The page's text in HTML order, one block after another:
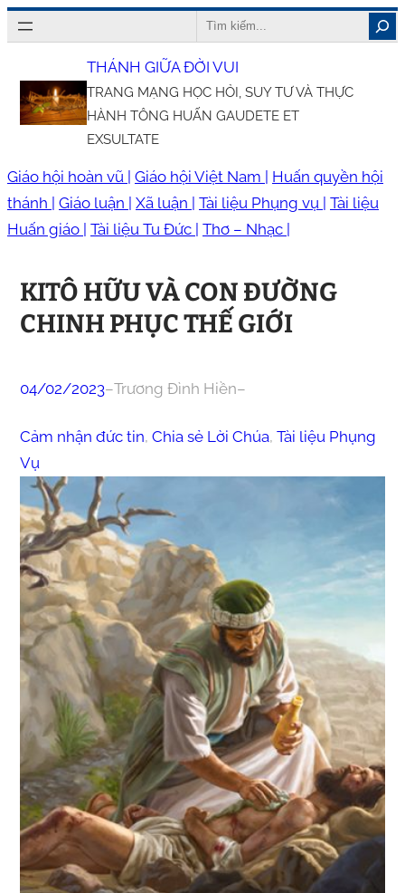
Chuyển
đến
nội
dung
Search
THÁNH GIỮA ĐỜI VUI
TRANG MẠNG HỌC HỎI, SUY TƯ VÀ THỰC
HÀNH TÔNG HUẤN GAUDETE ET
EXSULTATE
Giáo hội hoàn vũ | Giáo hội Việt Nam | Huấn quyền hội
thánh | Giáo luận | Xã luận | Tài liệu Phụng vụ | Tài liệu
Huấn giáo | Tài liệu Tu Đức | Thơ – Nhạc |
KITÔ HỮU VÀ CON ĐƯỜNG
CHINH PHỤC THẾ GIỚI
04/02/2023–Trương Đình Hiền–
Cảm nhận đức tin, Chia sẻ Lời Chúa, Tài liệu Phụng
Vụ